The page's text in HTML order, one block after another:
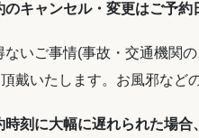
のキャンセル・変更はご予
ないご事情(事故・交通機関
戴いたします。お風邪など
時刻に大幅に遅れられた場